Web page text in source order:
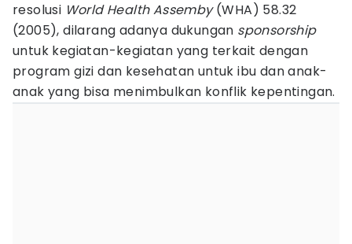
resolusi World Health Assemby(WHA) 58.32
(2005), dilarang adanya dukungan sponsorship
untuk kegiatan-kegiatan yang terkait dengan
program gizi dan kesehatan untuk ibu dan anak-
anak yang bisa menimbulkan konflik kepentingan.